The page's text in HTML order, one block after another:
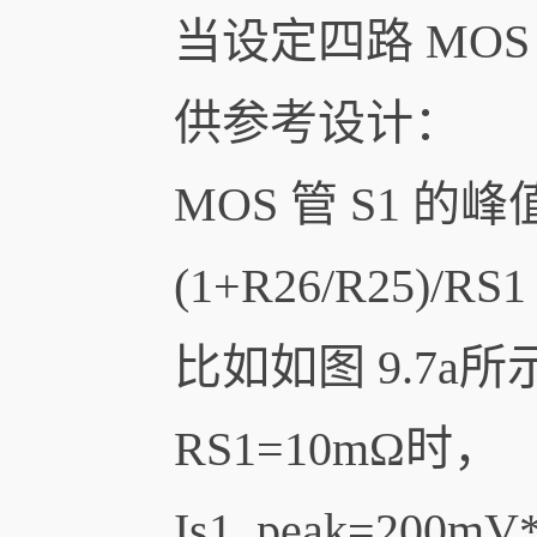
当设定四路
供参考设计：
MOS 管 S1 的峰
(1+R26/R25)/RS1
比如如图 9.7a所
RS1=10mΩ时，